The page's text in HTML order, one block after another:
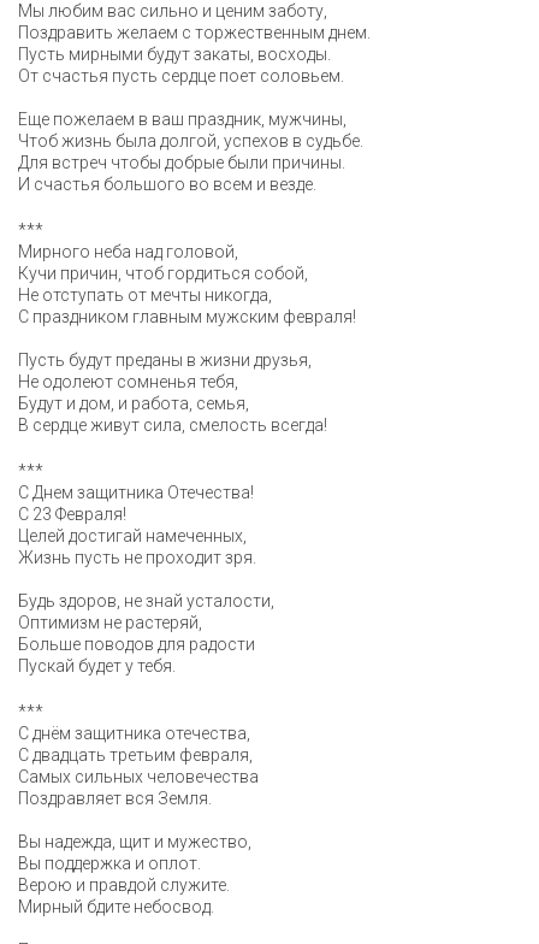
Мы любим вас сильно и ценим заботу,
Поздравить желаем с торжественным днем.
Пусть мирными будут закаты, восходы.
От счастья пусть сердце поет соловьем.
Еще пожелаем в ваш праздник, мужчины,
Чтоб жизнь была долгой, успехов в судьбе.
Для встреч чтобы добрые были причины.
И счастья большого во всем и везде.
***
Мирного неба над головой,
Кучи причин, чтоб гордиться собой,
Не отступать от мечты никогда,
С праздником главным мужским февраля!
Пусть будут преданы в жизни друзья,
Не одолеют сомненья тебя,
Будут и дом, и работа, семья,
В сердце живут сила, смелость всегда!
***
С Днем защитника Отечества!
С 23 Февраля!
Целей достигай намеченных,
Жизнь пусть не проходит зря.
Будь здоров, не знай усталости,
Оптимизм не растеряй,
Больше поводов для радости
Пускай будет у тебя.
***
С днём защитника отечества,
С двадцать третьим февраля,
Самых сильных человечества
Поздравляет вся Земля.
Вы надежда, щит и мужество,
Вы поддержка и оплот.
Верою и правдой служите.
Мирный бдите небосвод.